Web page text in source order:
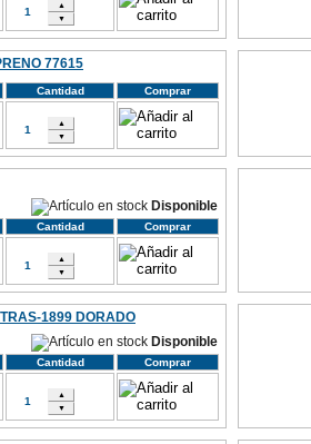
77615
Cantidad Comprar
Disponible
Cantidad Comprar
1899 DORADO
Disponible
Cantidad Comprar